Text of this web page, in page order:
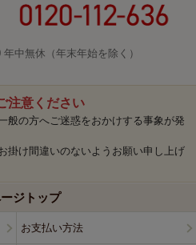
中無休（年末年始を除く）
注意ください
般の方へご迷惑をおかけする事象が発
掛け間違いのないようお願い申し上げ
ジトップ
お支払い方法